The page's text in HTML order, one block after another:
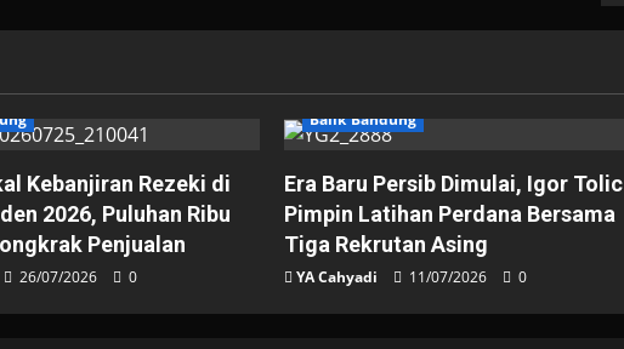
Kebanjiran Rezeki di
2026, Puluhan Ribu
Penjualan
26/07/2026 0
Balik Bandung
Era Baru Persib Dimulai, Igor Tolic
Pimpin Latihan Perdana Bersama
Tiga Rekrutan Asing
YA Cahyadi 11/07/2026 0